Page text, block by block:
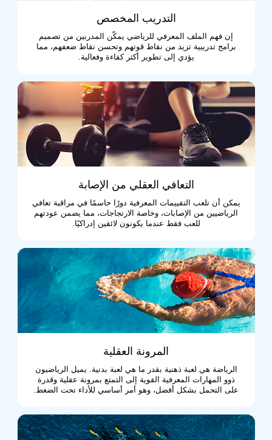
التدريب المخصص
إن فهم الملف المعرفي للرياضي يمكّن المدربين من تصميم
برامج تدريبية تزيد من نقاط قوتهم وتحسن نقاط ضعفهم، مما
يؤدي إلى تطوير أكثر كفاءة وفعالية.
التعافي العقلي من الإصابة
يمكن أن تلعب التقييمات المعرفية دورًا حاسمًا في مراقبة تعافي
الرياضيين من الإصابات، وخاصة الارتجاجات، مما يضمن عودتهم
للعب فقط عندما يكونون لائقين إدراكيًا.
المرونة العقلية
الرياضة هي لعبة ذهنية بقدر ما هي لعبة بدنية. يميل الرياضيون
ذوو المهارات المعرفية القوية إلى التمتع بمرونة عقلية وقدرة
على التحمل بشكل أفضل، وهو أمر أساسي للأداء تحت الضغط.